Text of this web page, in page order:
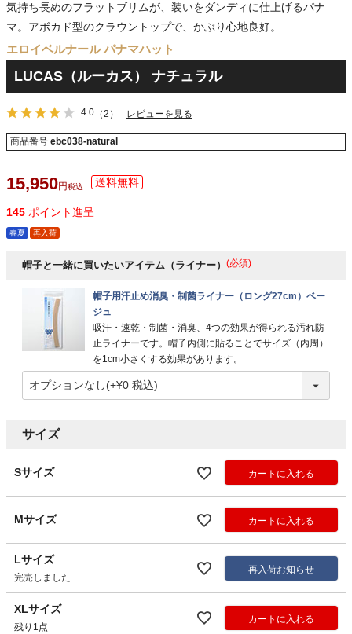
気持ち長めのフラットブリムが、装いをダンディに仕上げるパナ
マ。アボカド型のクラウントップで、かぶり心地良好。
エロイベルナール パナマハット
LUCAS（ルーカス） ナチュラル
4.0 （2） レビューを見る
商品番号 ebc038-natural
15,950 税込
145 ポイント進呈
春夏 再入荷
帽子と一緒に買いたいアイテム（ライナー） (必須)
帽子用汗止め消臭・制菌ライナー（ロング27cm）ベー
ジュ
吸汗・速乾・制菌・消臭、4つの効果が得られる汚れ防
止ライナーです。帽子内側に貼ることでサイズ（内周）
を1cm小さくする効果があります。
サイズ
Sサイズ カートに入れる
Mサイズ カートに入れる
Lサイズ
完売しました
再入荷お知らせ
XLサイズ
残り1点
カートに入れる